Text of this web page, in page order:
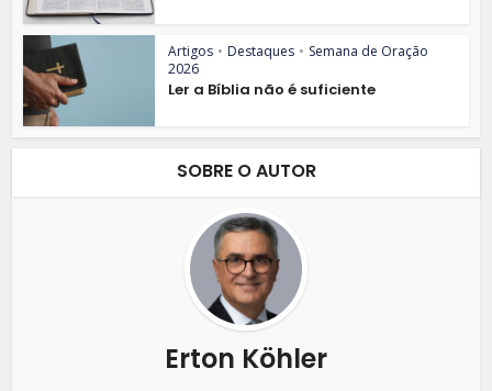
Artigos • Destaques • Semana de Oração
2026
Ler a Bíblia não é suficiente
SOBRE O AUTOR
Erton Köhler